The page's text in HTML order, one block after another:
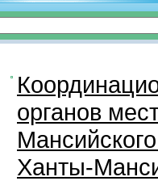
органов
Ханты-